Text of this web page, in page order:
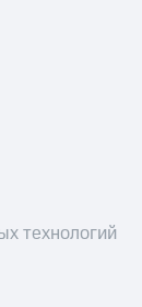
технологий